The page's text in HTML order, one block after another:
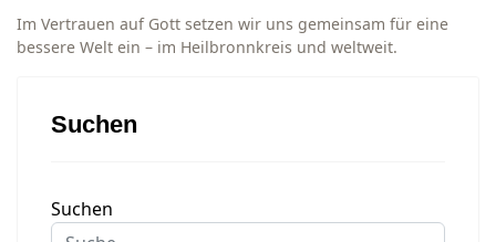
Im Vertrauen auf Gott setzen wir uns gemeinsam für eine
bessere Welt ein – im Heilbronnkreis und weltweit.
Suchen
Suchen